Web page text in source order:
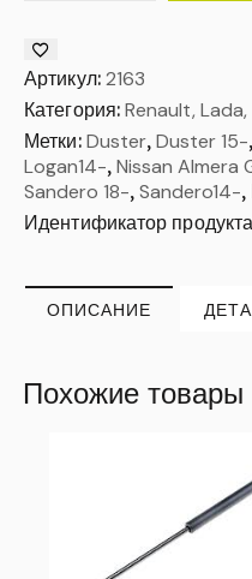
Артикул: 2163
Категория:Renault,
Метки: Duster, Duster 15-
Logan14-,Nissan Almera
Sandero 18-,Sandero14-,
Идентификатор
ОПИСАНИЕ
Похожие товары